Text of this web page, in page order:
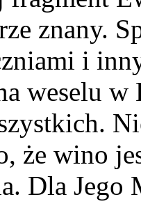
znany.
i
weselu
że wino
Dla